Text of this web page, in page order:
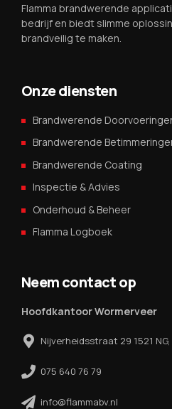
Flamma brandwerende
bedrijf en biedt slimme
brandveilig te maken.
Onze diensten
Brandwerende
Brandwerende
Brandwerende Coating
Inspectie & Advies
Onderhoud & Beheer
Flamma Logboek
Neem contact op
Hoofdkantoor Wormerveer
Nijverheidsstraat 29 1521
075 640 76 79
info@flammabv.nl